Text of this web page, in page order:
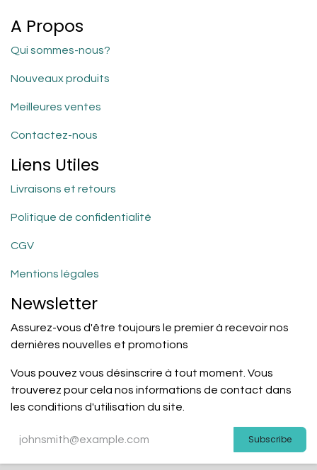
A Propos
Qui sommes-nous?
Nouveaux produits
Meilleures ventes
Contactez-nous
Liens Utiles
Livraisons et retours
Politique de confidentialité
CGV
Mentions légales
Newsletter
Assurez-vous d'être toujours le premier à recevoir nos
dernières nouvelles et promotions
Vous pouvez vous désinscrire à tout moment. Vous
trouverez pour cela nos informations de contact dans
les conditions d'utilisation du site.
Subscribe